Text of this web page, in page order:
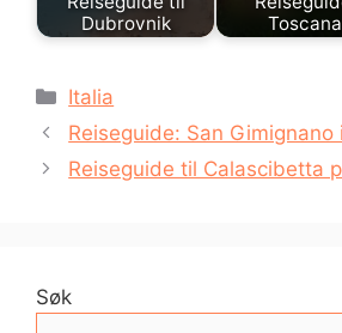
Dubrovnik
Toscana
Kategorier
Italia
Reiseguide: San Gimignano
Reiseguide til Calascibetta
Søk